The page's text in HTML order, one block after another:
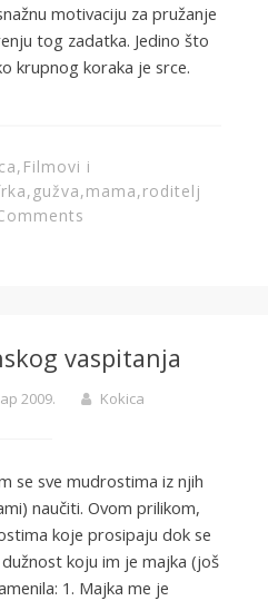
motivaciju za pružanje
tog zadatka. Jedino što
krupnog koraka je srce.
, Filmovi i
, gužva,mama,roditelj
vaspitanja
2009. Kokica
se sve mudrostima iz njih
naučiti. Ovom prilikom,
koje prosipaju dok se
koju im je majka (još
1. Majka me je